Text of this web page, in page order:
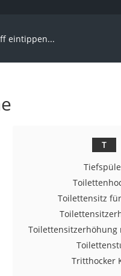
T
Toilettensitz
Toilettensitzerhöhung
Tritthocker